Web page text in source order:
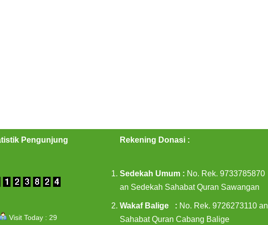
Pengunjung
Visit Today : 29
Rekening Donasi :
Sedekah Umum : No. Rek. 9733785870
an Sedekah Sahabat Quran Sawangan
Wakaf Balige : No. Rek. 9726273110 an
Sahabat Quran Cabang Balige